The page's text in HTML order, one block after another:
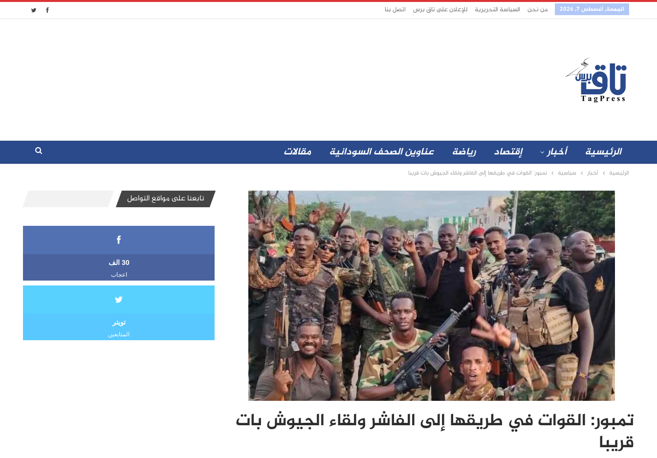
الجمعة, أغسطس 7, 2026 من نحن السياسة التحريرية للإعلان على تاق برس اتصل بنا
الرئيسية أخبار إقتصاد رياضة عناوين الصحف السودانية مقالات
الرئيسية أخبار سياسية تمبور: القوات في طريقها إلى الفاشر ولقاء الجيوش بات قريبا
تمبور: القوات في طريقها إلى الفاشر ولقاء الجيوش بات
قريبا
تابعنا على مواقع التواصل
30 الف
اعجاب
تويتر
المتابعين